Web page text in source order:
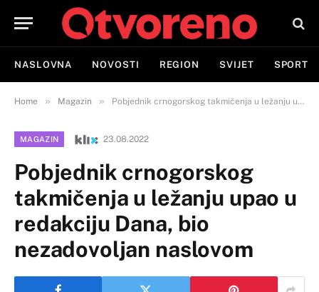
NASLOVNA NOVOSTI REGION SVIJET SPORT
Home » Magazin » Pobjednik crnogorskog takmičenja u ležanju upao u redakciju Dana, bio nezadovoljan naslovom
MAGAZIN 23.08.2022
Pobjednik crnogorskog
takmičenja u ležanju upao u
redakciju Dana, bio
nezadovoljan naslovom